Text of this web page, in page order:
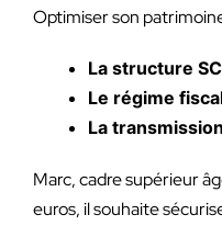
Optimiser son
La structure
Le régime
La
Marc, cadre supérieur
euros, il souhaite